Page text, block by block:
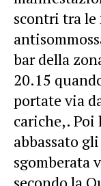
scontri tra le
bar della
20.15
portate via
cariche,. Poi
abbassato
sgomberata